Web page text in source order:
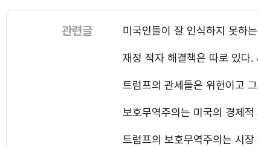
관련글 미국인들이 잘 인식하지 못하
재정 적자 해결책은 따로 있다.
트럼프의 관세들은 위헌이고
보호무역주의는 미국의 경제적
트럼프의 보호무역주의는 시